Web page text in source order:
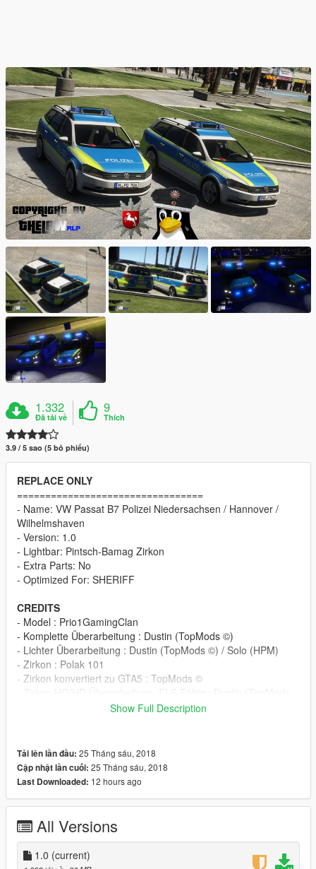
1.332
Đã tải về
9
Thích
3.9 / 5 sao (5 bỏ phiếu)
REPLACE ONLY
=================================
- Name: VW Passat B7 Polizei Niedersachsen / Hannover /
Wilhelmshaven
- Version: 1.0
- Lightbar: Pintsch-Bamag Zirkon
- Extra Parts: No
- Optimized For: SHERIFF
CREDITS
- Model : Prio1GamingClan
- Komplette Überarbeitung : Dustin (TopMods ©)
- Lichter Überarbeitung : Dustin (TopMods ©) / Solo (HPM)
- Zirkon : Polak 101
- Zirkon konvertiert zu GTA5 : TopMods ©
- ELS.XML: Dustin (TopMods ©)
- Livery: TheLaw (HPM)
Step 1:ORIGNAL
Step2: Use OpenIV to import the Files to "/Grand Theft Auto
V/mods/update/x64/dlcpacks/patchday9ng/dlc.rpf/x64/levels/gt
Show Full Description
Tải lên lần đầu: 25 Tháng sáu, 2018
Cập nhật lần cuối: 25 Tháng sáu, 2018
Last Downloaded: 12 hours ago
All Versions
1.0 (current)